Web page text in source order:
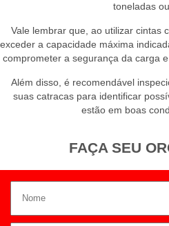
toneladas
Vale lembrar que, ao utilizar cintas
exceder a capacidade máxima
comprometer a segurança da carga
Além disso, é recomendável
suas catracas para identificar
estão em boas
FAÇA SEU